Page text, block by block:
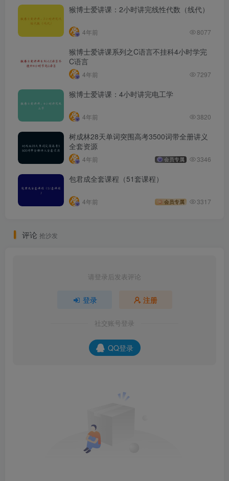
猴博士爱讲课：2小时讲完线性代数（线代）
4年前 8077
猴博士爱讲课系列之C语言不挂科4小时学完
C语言
4年前 7297
猴博士爱讲课：4小时讲完电工学
4年前 3820
树成林28天单词突围高考3500词带全册讲义
全套资源
4年前 会员专属 3346
包君成全套课程（51套课程）
4年前 会员专属 3317
评论 抢沙发
请登录后发表评论
登录 注册
社交账号登录
QQ登录